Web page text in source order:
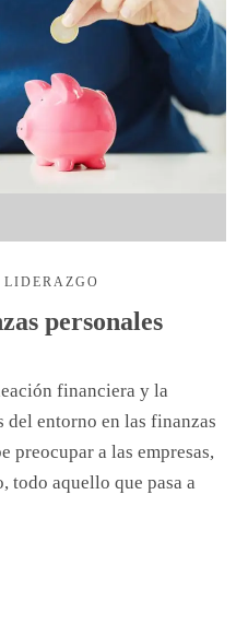
LIDERAZGO
personales
financiera y la
entorno en las finanzas
preocupar a las empresas,
todo aquello que pasa a